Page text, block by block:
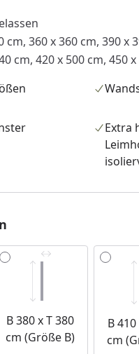
cm, 360 x 360 cm, 390 x
cm, 420 x 500 cm, 450
Extra
B 380 x T 380
cm (Größe B)
B
cm